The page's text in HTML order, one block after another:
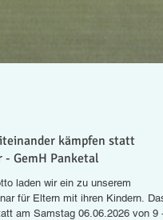
kämpfen statt